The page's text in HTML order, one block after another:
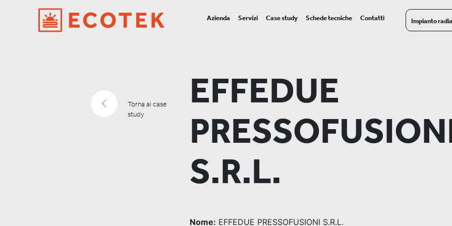
Azienda Servizi Case study Schede tecniche Contatti Impianto
Torna ai case
study
EFFEDUE
S.R.L.
Nome: EFFEDUE PRESSOFUSIONI S.R.L.